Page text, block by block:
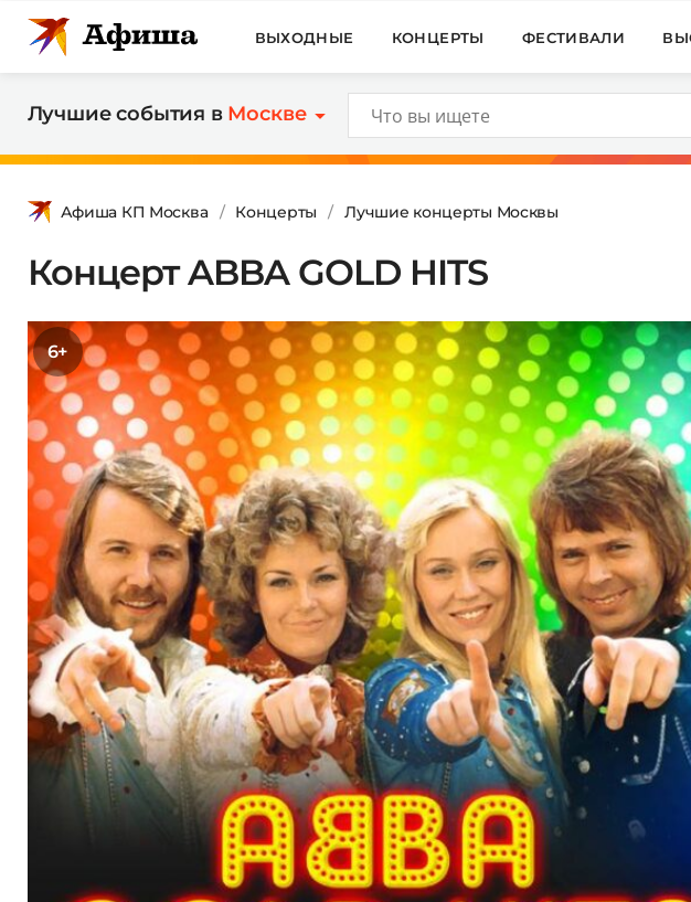
ВЫХОДНЫЕ КОНЦЕРТЫ ФЕСТИВАЛИ
Лучшие события в Москве
Афиша КП Москва Концерты Лучшие концерты Москвы
Концерт ABBA GOLD HITS
6+